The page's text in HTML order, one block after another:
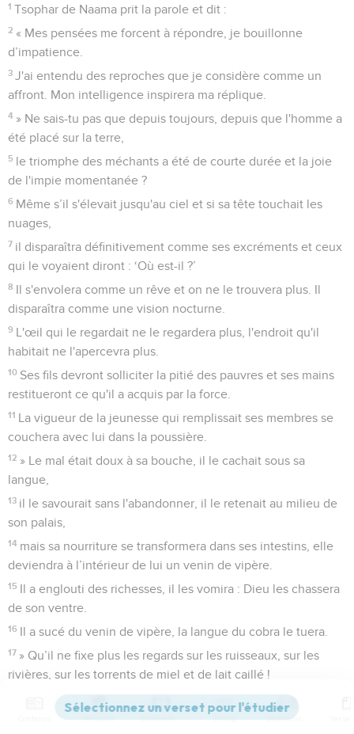
1 Tsophar de Naama prit la parole et dit :
2 « Mes pensées me forcent à répondre, je bouillonne
d’impatience.
3 J'ai entendu des reproches que je considère comme un
affront. Mon intelligence inspirera ma réplique.
4 » Ne sais-tu pas que depuis toujours, depuis que l'homme a
été placé sur la terre,
5 le triomphe des méchants a été de courte durée et la joie
de l'impie momentanée ?
6 Même s’il s'élevait jusqu'au ciel et si sa tête touchait les
nuages,
7 il disparaîtra définitivement comme ses excréments et ceux
qui le voyaient diront : ‘Où est-il ?’
8 Il s'envolera comme un rêve et on ne le trouvera plus. Il
disparaîtra comme une vision nocturne.
9 L'œil qui le regardait ne le regardera plus, l'endroit qu'il
habitait ne l'apercevra plus.
10 Ses fils devront solliciter la pitié des pauvres et ses mains
restitueront ce qu'il a acquis par la force.
11 La vigueur de la jeunesse qui remplissait ses membres se
couchera avec lui dans la poussière.
12 » Le mal était doux à sa bouche, il le cachait sous sa
langue,
13 il le savourait sans l'abandonner, il le retenait au milieu de
son palais,
14 mais sa nourriture se transformera dans ses intestins, elle
deviendra à l’intérieur de lui un venin de vipère.
15 Il a englouti des richesses, il les vomira : Dieu les chassera
de son ventre.
16 Il a sucé du venin de vipère, la langue du cobra le tuera.
17 » Qu’il ne fixe plus les regards sur les ruisseaux, sur les
rivières, sur les torrents de miel et de lait caillé !
Il rendra ce qu'il a péniblement acquis et n'en profitera
plus, il restituera toute la fortune de son commerce et n'en
Versions Commentaires Strong